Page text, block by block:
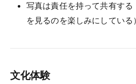
写真は責任を持って共有す
を見るのを楽しみにしている）
文化体験